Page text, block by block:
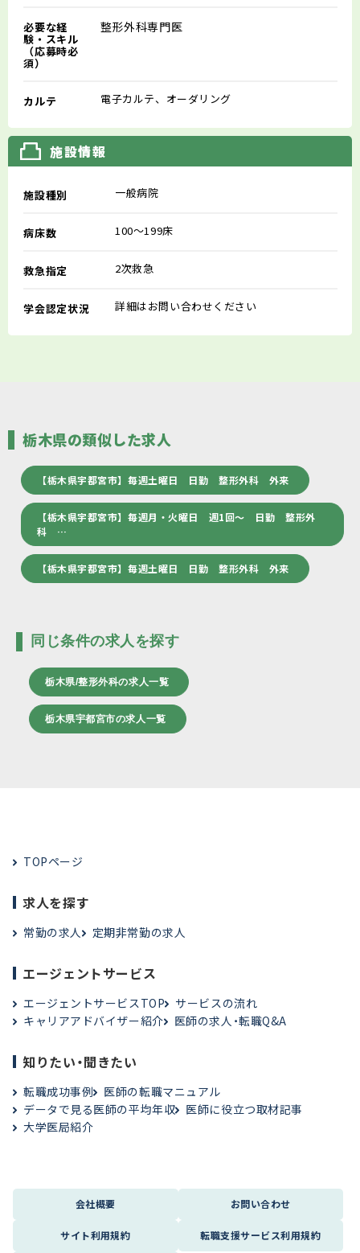
必要な経
験・スキル
（応募時必
須）
整形外科専門医
カルテ 電子カルテ、オーダリング
施設情報
施設種別 一般病院
病床数 100～199床
救急指定 2次救急
学会認定状況 詳細はお問い合わせください
栃木県の類似した求人
【栃木県宇都宮市】毎週土曜日 日勤 整形外科 外来
【栃木県宇都宮市】毎週月・火曜日 週1回～ 日勤 整形外
科 …
【栃木県宇都宮市】毎週土曜日 日勤 整形外科 外来
同じ条件の求人を探す
栃木県/整形外科の求人一覧
栃木県宇都宮市の求人一覧
TOPページ
求人を探す
常勤の求人 定期非常勤の求人
エージェントサービス
エージェントサービスTOP
サービスの流れ
キャリアアドバイザー紹介
医師の求人・転職Q&A
知りたい・聞きたい
転職成功事例
医師の転職マニュアル
データで見る医師の平均年収
医師に役立つ取材記事
大学医局紹介
会社概要 お問い合わせ
サイト利用規約 転職支援サービス利用規約